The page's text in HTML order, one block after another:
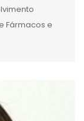
Fármacos e